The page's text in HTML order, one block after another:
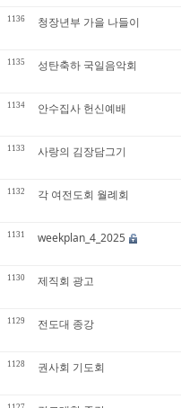
1136 청장년부 가을 나들이
1135 성탄축하 국일음악회
1134 안수집사 헌신예배
1133 사랑의 김장담그기
1132 각 여전도회 월례회
1131 weekplan_4_2025
1130 제직회 광고
1129 전도대 종강
1128 권사회 기도회